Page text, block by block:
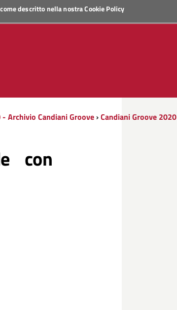
descritto nella nostraCookie Policy
- Archivio Candiani Groove›Candiani Groove 2020
con